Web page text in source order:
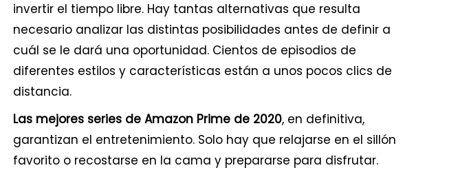
invertir el tiempo libre. Hay tantas alternativas que resulta
necesario analizar las distintas posibilidades antes de definir a
cuál se le dará una oportunidad. Cientos de episodios de
diferentes estilos y características están a unos pocos clics de
distancia.
Las mejores series de Amazon Prime de 2020, en definitiva,
garantizan el entretenimiento. Solo hay que relajarse en el sillón
favorito o recostarse en la cama y prepararse para disfrutar.